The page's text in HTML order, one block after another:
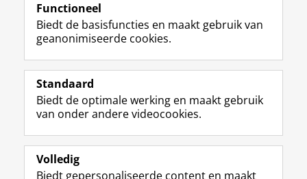
Volg de RUG
F
a
e
b
o
p
L
i
k
e
I
-
R
S
-
f
e
R
I
n
t
r
m
Y
o
T
e
k
Studiekiezers
Alumni
Functioneel
Biedt de basisfuncties en maakt gebruik van
geanonimiseerde cookies.
Standaard
Biedt de optimale werking en maakt gebruik
van onder andere videocookies.
Volledig
Biedt gepersonaliseerde content en maakt